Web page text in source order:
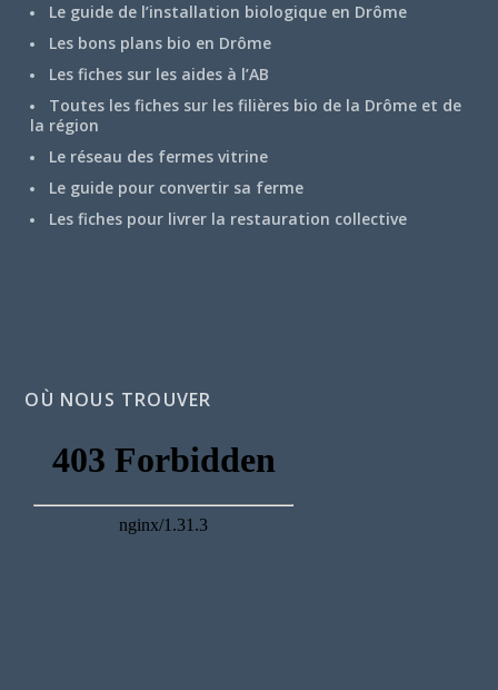
Le guide de l’installation biologique en Drôme
Les bons plans bio en Drôme
Les fiches sur les aides à l’AB
Toutes les fiches sur les filières bio de la Drôme et de
la région
Le réseau des fermes vitrine
Le guide pour convertir sa ferme
Les fiches pour livrer la restauration collective
OÙ NOUS TROUVER